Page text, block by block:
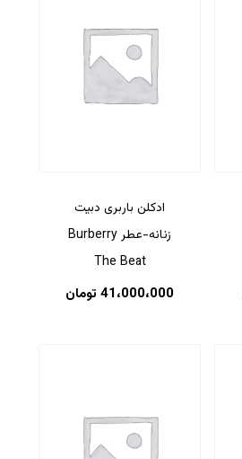
ادکلن باربری دبیت
زنانه-عطر Burberry
The Beat
41،000،000 تومان